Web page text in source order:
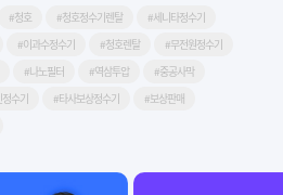
#청호 #청호정수기렌탈
#세니타정수기
#이과수정수기 #청호렌탈
#무전원정수기
#나노필터 #역삼투압
#중공사막
수기 #타사보상정수기
#보상판매